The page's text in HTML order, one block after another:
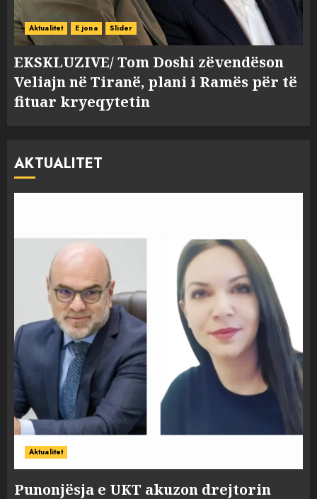
Aktualitet E jona Slider
EKSKLUZIVE/ Tom Doshi zëvendëson
Veliajn në Tiranë, plani i Ramës për të
fituar kryeqytetin
AKTUALITET
Aktualitet
Punonjësja e UKT akuzon drejtorin